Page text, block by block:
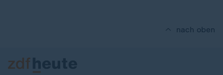
nach oben